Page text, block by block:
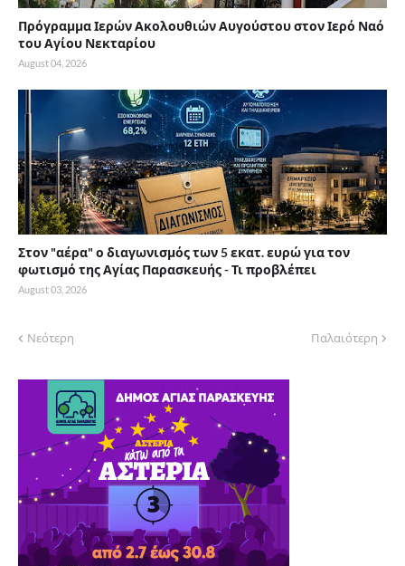
Πρόγραμμα Ιερών Ακολουθιών Αυγούστου στον Ιερό Ναό
του Αγίου Νεκταρίου
August 04, 2026
Στον "αέρα" ο διαγωνισμός των 5 εκατ. ευρώ για τον
φωτισμό της Αγίας Παρασκευής - Τι προβλέπει
August 03, 2026
Νεότερη Παλαιότερη